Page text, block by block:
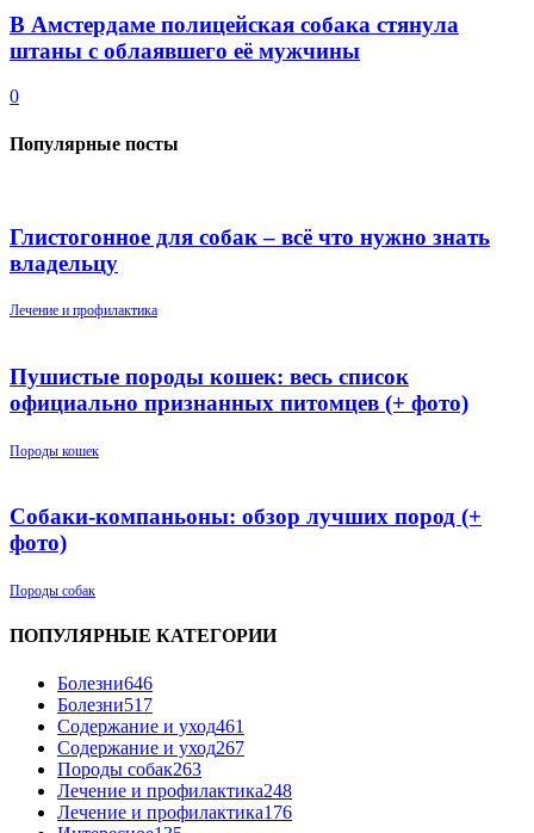
В Амстердаме полицейская собака стянула
штаны с облаявшего её мужчины
0
Популярные посты
Глистогонное для собак – всё что нужно знать
владельцу
Лечение и профилактика
Пушистые породы кошек: весь список
официально признанных питомцев (+ фото)
Породы кошек
Собаки-компаньоны: обзор лучших пород (+
фото)
Породы собак
ПОПУЛЯРНЫЕ КАТЕГОРИИ
Болезни646
Болезни517
Содержание и уход461
Содержание и уход267
Породы собак263
Лечение и профилактика248
Лечение и профилактика176